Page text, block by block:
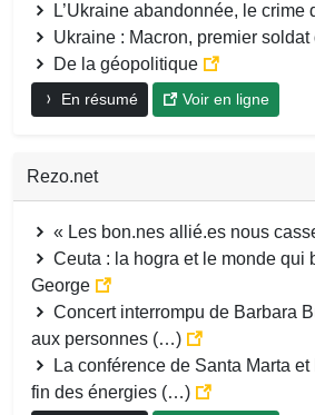
L’Ukraine abandonnée, le crime
Ukraine : Macron, premier
De la géopolitique
En résumé Voir en ligne
Rezo.net
« Les bon.nes allié.es nous
Ceuta : la hogra et le monde qui
George
Concert interrompu de Barbara
aux personnes (…)
La conférence de Santa Marta
fin des énergies (…)